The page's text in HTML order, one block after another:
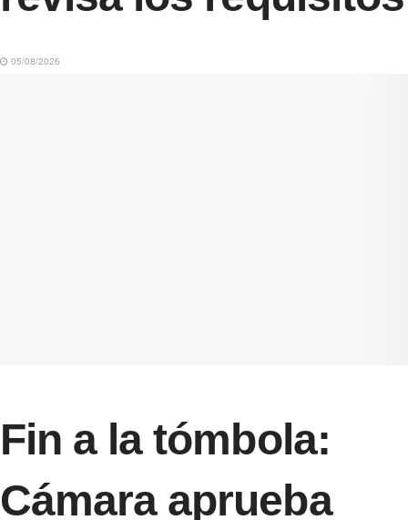
05/08/2026
Fin a la tómbola:
Cámara aprueba